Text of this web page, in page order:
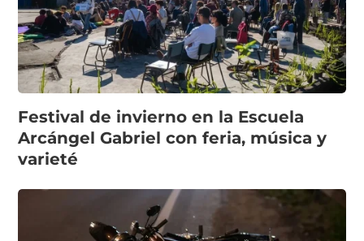
Festival de invierno en la Escuela
Arcángel Gabriel con feria, música y
varieté